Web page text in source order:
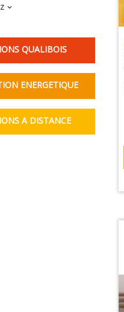

QUALIBOIS
ENERGETIQUE
A DISTANCE